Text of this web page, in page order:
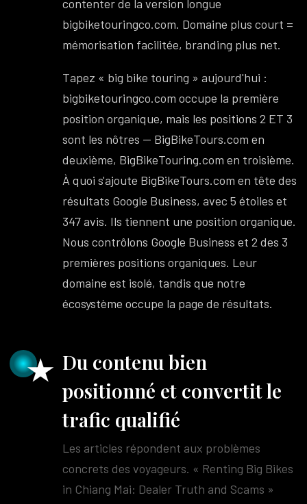
contenter de la version longue
bigbiketouringco.com. Domaine plus court =
mémorisation facilitée, branding plus net.
Tapez « big bike touring » aujourd'hui :
bigbiketouringco.com occupe la première
position organique, mais les positions 2 ET 3
sont les nôtres — BigBikeTours.com en
deuxième, BigBikeTouring.com en troisième.
À quoi s'ajoute BigBikeTours.com en tête des
résultats Google Business, avec 5 étoiles et
347 avis. Ils tiennent une position organique.
Nous contrôlons Google Business et 2 des 3
premières positions organiques. Leur
domaine est isolé, tandis que notre
écosystème occupe la page de résultats.
Du contenu bien
positionné et convertit le
trafic qualifié
Les articles répondent aux problèmes
concrets des voyageurs. « Renting Big Bikes
in Chiang Mai: Dealer Truth and Scams »